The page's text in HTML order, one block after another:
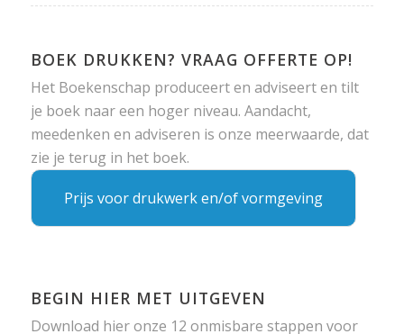
BOEK DRUKKEN? VRAAG OFFERTE OP!
Het Boekenschap produceert en adviseert en tilt
je boek naar een hoger niveau. Aandacht,
meedenken en adviseren is onze meerwaarde, dat
zie je terug in het boek.
Prijs voor drukwerk en/of vormgeving
BEGIN HIER MET UITGEVEN
Download hier onze 12 onmisbare stappen voor